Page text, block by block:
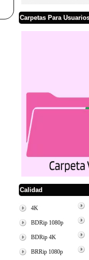
Carpetas Para
Calidad
4K
BDRip 1080p
BDRip 4K
BRRip 1080p